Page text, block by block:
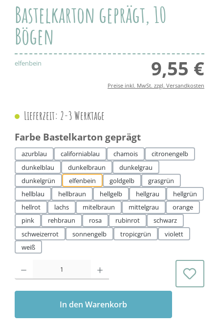
Bastelkarton geprägt, 10
Bögen
elfenbein 9,55 €
Preise inkl. MwSt. zzgl. Versandkosten
Lieferzeit: 2-3 Werktage
Farbe Bastelkarton geprägtauswählen
azurblau californiablau chamois
citronengelb
dunkelblau
dunkelbraun
dunkelgrau
dunkelgrün
elfenbein goldgelb
grasgrün
hellblau
hellbraun hellgelb hellgrau
hellgrün
hellrot
lachs mitelbraun mittelgrau
orange
pink
rehbraun rosa rubinrot
schwarz
schweizerrot
sonnengelb tropicgrün
violett
weiß
Produkt Anzahl: Gib den gewünschten Wert ein oder benutze die
In den Warenkorb